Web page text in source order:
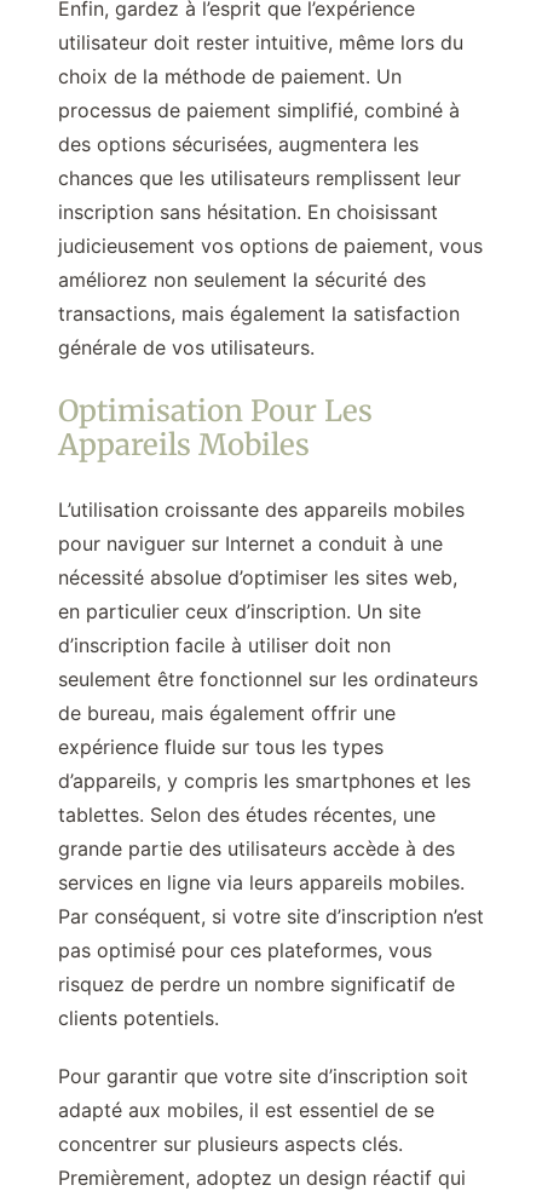
Enfin, gardez à l’esprit que l’expérience
utilisateur doit rester intuitive, même lors du
choix de la méthode de paiement. Un
processus de paiement simplifié, combiné à
des options sécurisées, augmentera les
chances que les utilisateurs remplissent leur
inscription sans hésitation. En choisissant
judicieusement vos options de paiement, vous
améliorez non seulement la sécurité des
transactions, mais également la satisfaction
générale de vos utilisateurs.
Optimisation Pour Les
Appareils Mobiles
L’utilisation croissante des appareils mobiles
pour naviguer sur Internet a conduit à une
nécessité absolue d’optimiser les sites web,
en particulier ceux d’inscription. Un site
d’inscription facile à utiliser doit non
seulement être fonctionnel sur les ordinateurs
de bureau, mais également offrir une
expérience fluide sur tous les types
d’appareils, y compris les smartphones et les
tablettes. Selon des études récentes, une
grande partie des utilisateurs accède à des
services en ligne via leurs appareils mobiles.
Par conséquent, si votre site d’inscription n’est
pas optimisé pour ces plateformes, vous
risquez de perdre un nombre significatif de
clients potentiels.
Pour garantir que votre site d’inscription soit
adapté aux mobiles, il est essentiel de se
concentrer sur plusieurs aspects clés.
Premièrement, adoptez un design réactif qui